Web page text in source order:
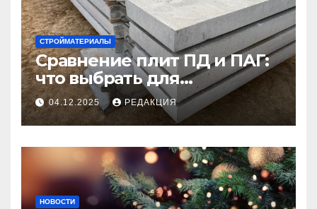
СТРОЙМАТЕРИАЛЫ
Сравнение плит ПД и ПАГ:
что выбрать для
долговечного и прочного
покрытия
04.12.2025 РЕДАКЦИЯ
НОВОСТИ